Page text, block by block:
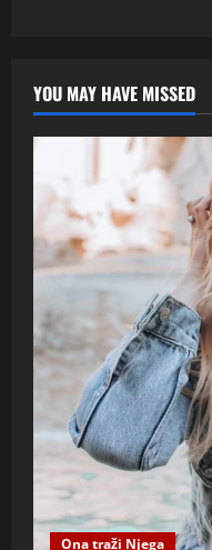
YOU MAY HAVE MISSED
Ona traži Njega